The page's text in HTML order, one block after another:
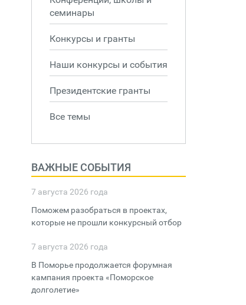
семинары
Конкурсы и гранты
Наши конкурсы и события
Президентские гранты
Все темы
ВАЖНЫЕ СОБЫТИЯ
7 августа 2026 года
Поможем разобраться в проектах,
которые не прошли конкурсный отбор
7 августа 2026 года
В Поморье продолжается форумная
кампания проекта «Поморское
долголетие»